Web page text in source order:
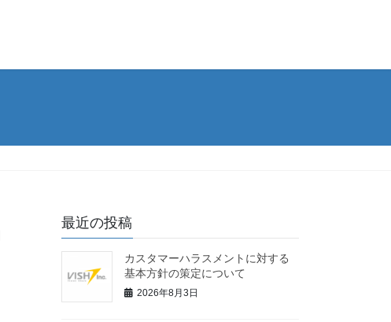
最近の投稿
カスタマーハラスメントに対する
基本方針の策定について
2026年8月3日